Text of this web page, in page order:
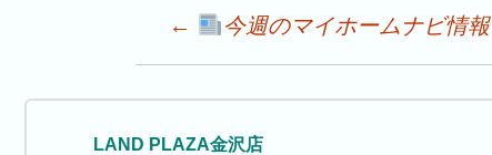
Post
navigation
← 今週のマイホームナビ情報
LAND PLAZA金沢店